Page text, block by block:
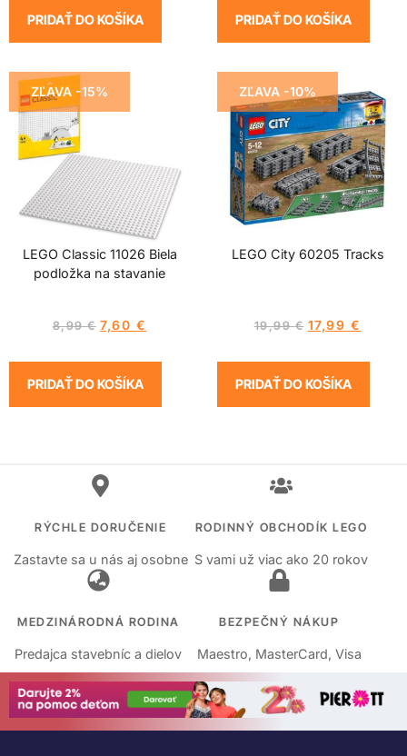
PRIDAŤ DO KOŠÍKA PRIDAŤ DO KOŠÍKA
ZĽAVA -15%
LEGO Classic 11026 Biela
podložka na stavanie
8,99€ 7,60 €
PRIDAŤ DO KOŠÍKA
ZĽAVA -10%
LEGO City 60205 Tracks
19,99€ 17,99 €
PRIDAŤ DO KOŠÍKA
RÝCHLE DORUČENIE
Zastavte sa u nás aj osobne
RODINNÝ OBCHODÍK LEGO
S vami už viac ako 20 rokov
MEDZINÁRODNÁ RODINA
Predajca stavebníc a dielov
BEZPEČNÝ NÁKUP
Maestro, MasterCard, Visa